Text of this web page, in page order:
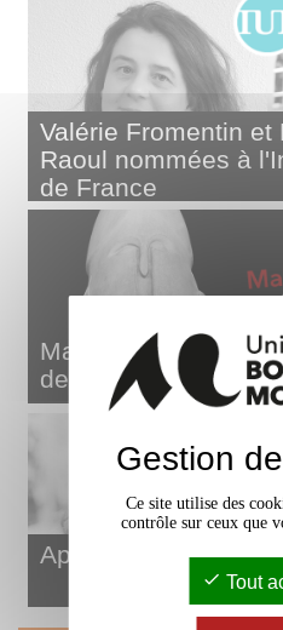
Valérie Fromentin et
Raoul nommées à
de France
Mai 68 - Mai 18 : le
depuis la "fac de
Apprentissage aux
Gestion
Ce site utilise des
contrôle sur ceux que
Tout